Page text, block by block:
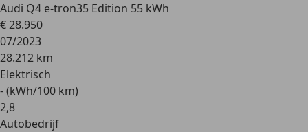
Audi Q4 e-tron35 Edition 55 kWh
€ 28.950
07/2023
28.212 km
Elektrisch
- (kWh/100 km)
2,8
Autobedrijf